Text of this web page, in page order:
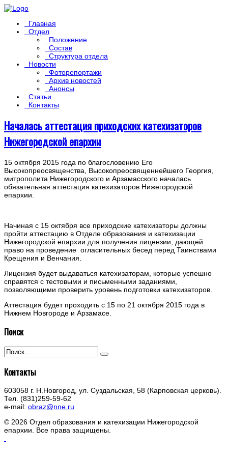
Главная
Отдел
Положение
Состав
Структура отдела
Новости
Фоторепортажи
Архив новостей
Анонсы
Статьи
Контакты
Началась аттестация приходских катехизаторов
Нижегородской епархии
15 октября 2015 года по благословению Его
Высокопреосвященства, Высокопреосвященнейшего Георгия,
митрополита Нижегородского и Арзамасского началась
обязательная аттестация катехизаторов Нижегородской
епархии.
Начиная с 15 октября все приходские катехизаторы должны
пройти аттестацию в Отделе образования и катехизации
Нижегородской епархии для получения лицензии, дающей
право на проведение огласительных бесед перед Таинствами
Крещения и Венчания.
Лицензия будет выдаваться катехизаторам, которые успешно
справятся с тестовыми и письменными заданиями,
позволяющими проверить уровень подготовки катехизаторов.
Аттестация будет проходить с 15 по 21 октября 2015 года в
Нижнем Новгороде и Арзамасе.
Поиск
Контакты
603058 г. Н.Новгород, ул. Суздальская, 58 (Карповская церковь).
Тел. (831)259-59-62
e-mail: obraz@nne.ru
© 2026 Отдел образования и катехизации Нижегородской
епархии. Все права защищены.